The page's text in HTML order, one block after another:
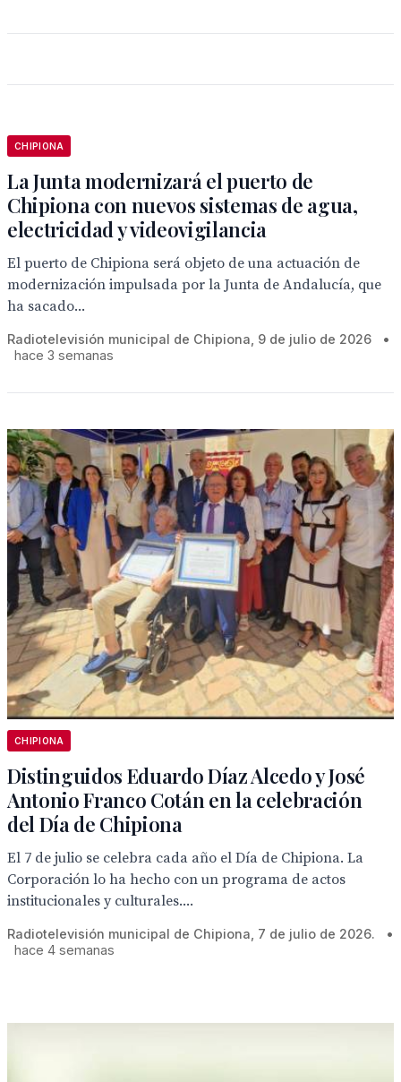
CHIPIONA
La Junta modernizará el puerto de
Chipiona con nuevos sistemas de agua,
electricidad y videovigilancia
El puerto de Chipiona será objeto de una actuación de
modernización impulsada por la Junta de Andalucía, que
ha sacado...
Radiotelevisión municipal de Chipiona, 9 de julio de 2026
•
hace 3 semanas
CHIPIONA
Distinguidos Eduardo Díaz Alcedo y José
Antonio Franco Cotán en la celebración
del Día de Chipiona
El 7 de julio se celebra cada año el Día de Chipiona. La
Corporación lo ha hecho con un programa de actos
institucionales y culturales....
Radiotelevisión municipal de Chipiona, 7 de julio de 2026.
•
hace 4 semanas